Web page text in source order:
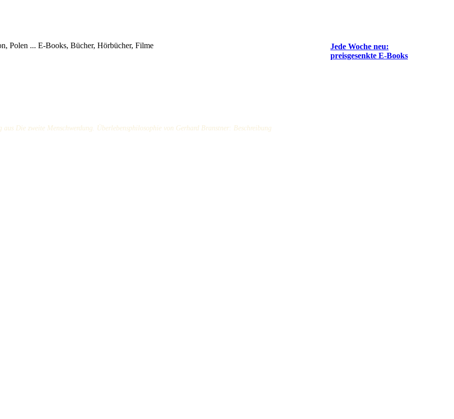
Polen ... E-Books, Bücher, Hörbücher, Filme
Jede Woche neu:
preisgesenkte E-Books
aus Die zweite Menschwerdung. Überlebensphilosophie von Gerhard Branstner: Beschreibung